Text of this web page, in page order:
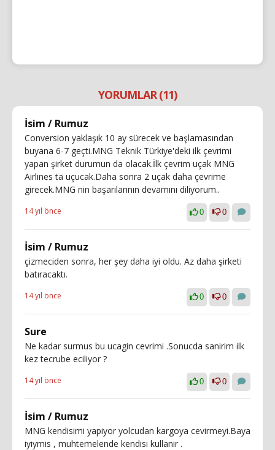
YORUMLAR (11)
İsim / Rumuz
Conversion yaklaşık 10 ay sürecek ve başlamasından
buyana 6-7 geçti.MNG Teknik Türkiye'deki ilk çevrimi
yapan şirket durumun da olacak.İlk çevrim uçak MNG
Airlines ta uçucak.Daha sonra 2 uçak daha çevrime
girecek.MNG nin başarılarının devamını diliyorum..
14 yıl önce 0 0
İsim / Rumuz
çizmeciden sonra, her şey daha iyi oldu. Az daha şirketi
batıracaktı.
14 yıl önce 0 0
Sure
Ne kadar surmus bu ucagin cevrimi .Sonucda sanirim ilk
kez tecrube eciliyor ?
14 yıl önce 0 0
İsim / Rumuz
MNG kendisimi yapiyor yolcudan kargoya cevirmeyi.Baya
iyiymis , muhtemelende kendisi kullanir .